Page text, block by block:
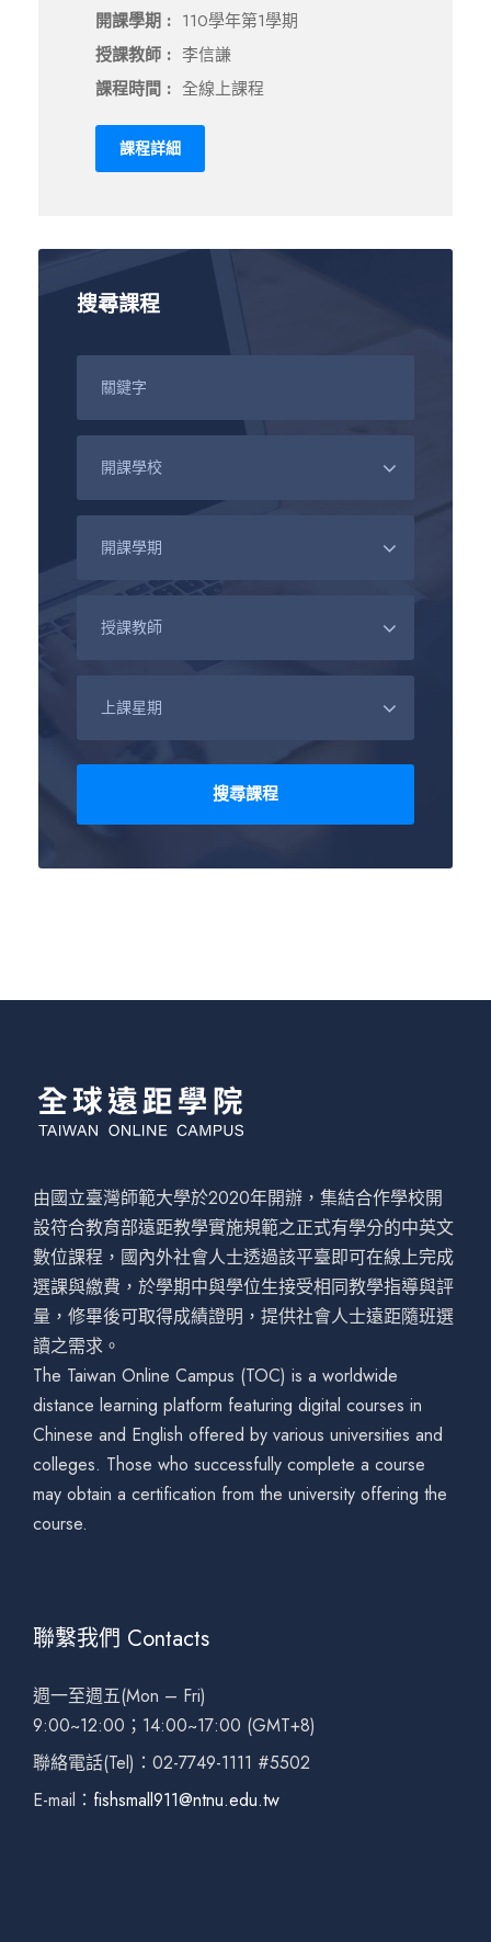
開課學期 : 110學年第1學期
授課教師 : 李信謙
課程時間 : 全線上課程
課程詳細
搜尋課程
由國立臺灣師範大學於2020年開辦，集結合作學校開
設符合教育部遠距教學實施規範之正式有學分的中英文
數位課程，國內外社會人士透過該平臺即可在線上完成
選課與繳費，於學期中與學位生接受相同教學指導與評
量，修畢後可取得成績證明，提供社會人士遠距隨班選
讀之需求。
The Taiwan Online Campus (TOC) is a worldwide
distance learning platform featuring digital courses in
Chinese and English offered by various universities and
colleges. Those who successfully complete a course
may obtain a certification from the university offering the
course.
聯繫我們 Contacts
週一至週五(Mon – Fri)
9:00~12:00；14:00~17:00 (GMT+8)
聯絡電話(Tel)：02-7749-1111 #5502
E-mail： fishsmall911@ntnu.edu.tw